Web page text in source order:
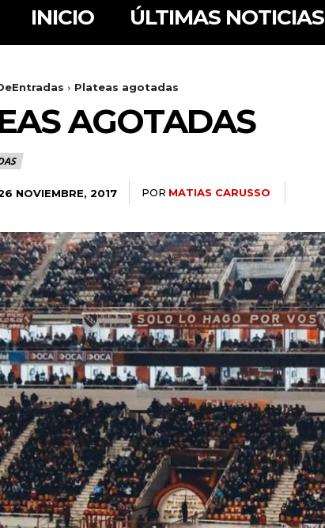
INICIO ÚLTIMAS NOTICIAS
Plateas agotadas
AGOTADAS
NOVIEMBRE, 2017 POR MATIAS CARUSSO